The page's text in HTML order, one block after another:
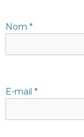
Nom *
E-mail *